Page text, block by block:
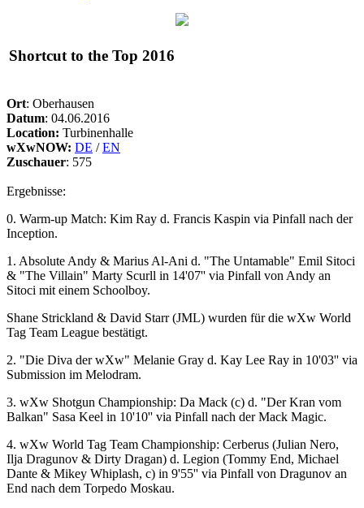
Shortcut to the Top 2016
Ort: Oberhausen
Datum: 04.06.2016
Location: Turbinenhalle
wXwNOW: DE /EN
Zuschauer: 575
Ergebnisse:
0. Warm-up Match: Kim Ray d. Francis Kaspin via Pinfall nach der
Inception.
1. Absolute Andy & Marius Al-Ani d. "The Untamable" Emil Sitoci
& "The Villain" Marty Scurll in 14'07'' via Pinfall von Andy an
Sitoci mit einem Schoolboy.
Shane Strickland & David Starr (JML) wurden für die wXw World
Tag Team League bestätigt.
2. "Die Diva der wXw" Melanie Gray d. Kay Lee Ray in 10'03'' via
Submission im Melodram.
3. wXw Shotgun Championship: Da Mack (c) d. "Der Kran vom
Balkan" Sasa Keel in 10'10'' via Pinfall nach der Mack Magic.
4. wXw World Tag Team Championship: Cerberus (Julian Nero,
Ilja Dragunov & Dirty Dragan) d. Legion (Tommy End, Michael
Dante & Mikey Whiplash, c) in 9'55'' via Pinfall von Dragunov an
End nach dem Torpedo Moskau.